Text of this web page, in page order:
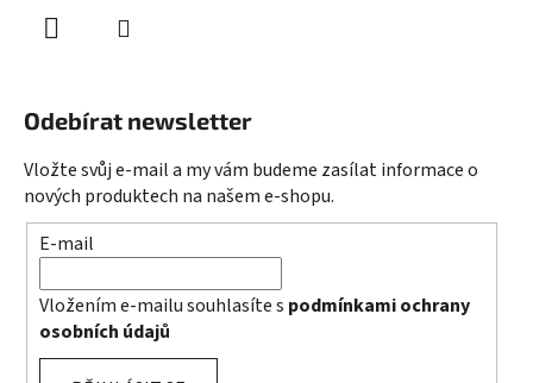
Odebírat newsletter
Vložte svůj e-mail a my vám budeme zasílat informace o
nových produktech na našem e-shopu.
E-mail
Vložením e-mailu souhlasíte s podmínkami ochrany
osobních údajů